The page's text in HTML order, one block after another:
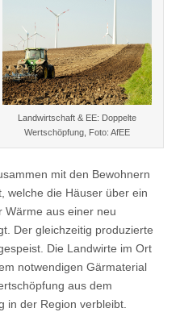
Landwirtschaft & EE: Doppelte
Wertschöpfung, Foto: AfEE
mit den Bewohnern
welche die Häuser über ein
Wärme aus einer neu
Der gleichzeitig produzierte
Die Landwirte im Ort
notwendigen Gärmaterial
aus dem
in der Region verbleibt.